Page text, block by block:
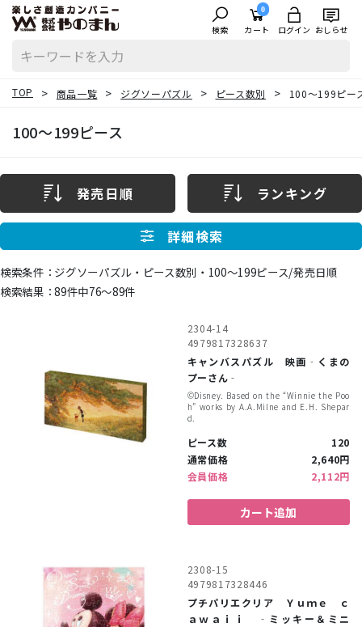
検索
0
カート ログイン おしらせ
TOP 商品一覧 ジグソーパズル ピース数別 100～199ピー
100～199ピース
発売日順 ランキング
詳細検索
ジグソーパズル・ピース数別・100～199ピース/発売日順
89件中76〜89件
2304-14
4979817328637
キャンバスパズル 映画‐くまの
プーさん‐
©︎Disney. Based on the “Winnie the Poo
h” works by A.A.Milne and E.H. Shepar
d.
ピース数
120
通常価格
2,640円
会員価格
2,112円
カート追加
2308-15
4979817328446
プチパリエクリア Ｙｕｍｅ ｃ
ａｗａｉｉ ‐ミッキー＆ミニ